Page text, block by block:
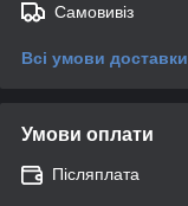
Самовивіз
Всі умови доставки
Умови оплати
Післяплата